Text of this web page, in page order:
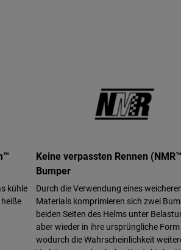
kühle
Keine verpassten Rennen
Bumper
Durch die Verwendung eines
Materials komprimieren sich zwei
beiden Seiten des Helms unter
aber wieder in ihre ursprüngliche
wodurch die Wahrscheinlichkeit